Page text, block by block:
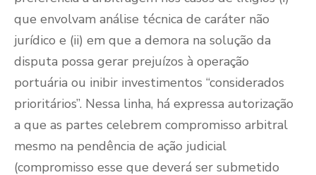
que envolvam análise técnica de caráter não
jurídico e (ii) em que a demora na solução da
disputa possa gerar prejuízos à operação
portuária ou inibir investimentos “considerados
prioritários”. Nessa linha, há expressa autorização
a que as partes celebrem compromisso arbitral
mesmo na pendência de ação judicial
(compromisso esse que deverá ser submetido